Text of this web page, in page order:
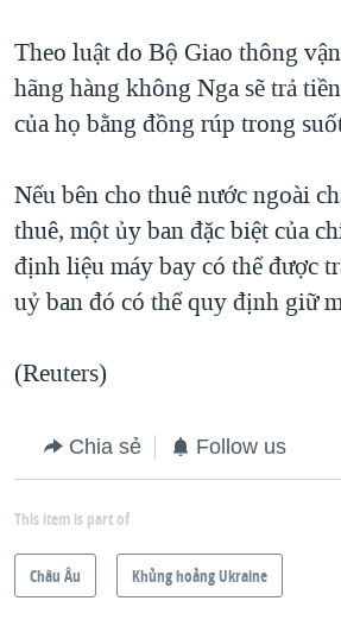
Theo luật do Bộ Giao thông
hãng hàng không Nga sẽ trả
của họ bằng đồng rúp trong
Nếu bên cho thuê nước ngoài
thuê, một ủy ban đặc biệt của
định liệu máy bay có thể được
uỷ ban đó có thể quy định giữ
(Reuters)
Chia sẻ Follow us
This item is part of
Châu Âu Khủng hoảng Ukraine